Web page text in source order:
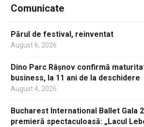
Comunicate
Părul de festival, reinventat
August 6, 2026
Dino Parc Râșnov confirmă
business, la 11 ani de la deschidere
August 4, 2026
Bucharest International Ballet Gala
premieră spectaculoasă: „Lacul